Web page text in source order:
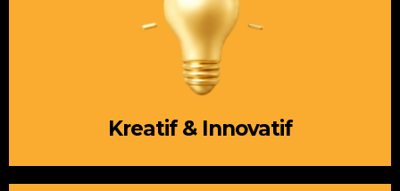
Kreatif & Innovatif